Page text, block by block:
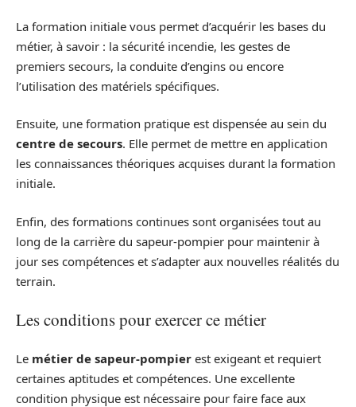
La formation initiale vous permet d’acquérir les bases du
métier, à savoir : la sécurité incendie, les gestes de
premiers secours, la conduite d’engins ou encore
l’utilisation des matériels spécifiques.
Ensuite, une formation pratique est dispensée au sein du
centre de secours. Elle permet de mettre en application
les connaissances théoriques acquises durant la formation
initiale.
Enfin, des formations continues sont organisées tout au
long de la carrière du sapeur-pompier pour maintenir à
jour ses compétences et s’adapter aux nouvelles réalités du
terrain.
Les conditions pour exercer ce métier
Le métier de sapeur-pompier est exigeant et requiert
certaines aptitudes et compétences. Une excellente
condition physique est nécessaire pour faire face aux